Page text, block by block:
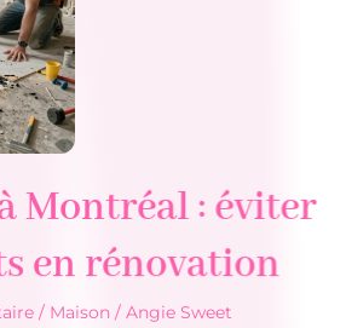
Montréal : éviter
en rénovation
/ Maison / Angie Sweet